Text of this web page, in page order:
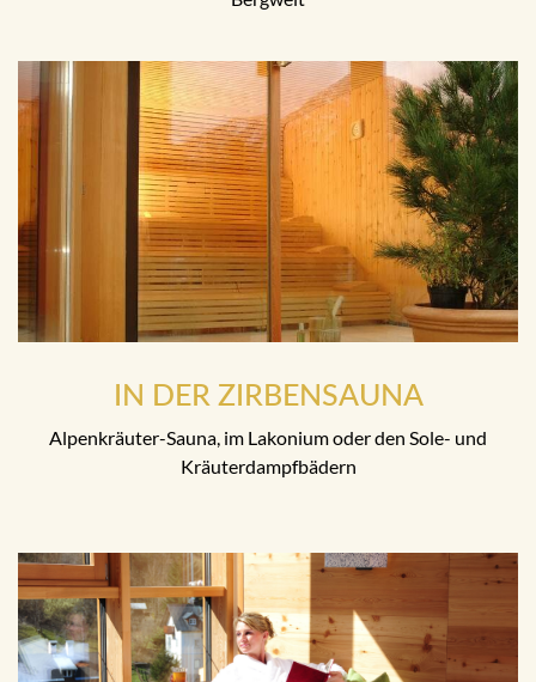
IN DER ZIRBENSAUNA
Alpenkräuter-Sauna, im Lakonium oder den Sole- und
Kräuterdampfbädern